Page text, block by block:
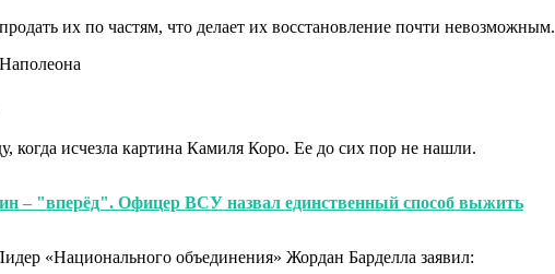
их по частям, что делает их восстановление почти невозможным.
когда исчезла картина Камиля Коро. Ее до сих пор не нашли.
– "вперёд". Офицер ВСУ назвал единственный способ выжить
«Национального объединения» Жордан Барделла заявил: